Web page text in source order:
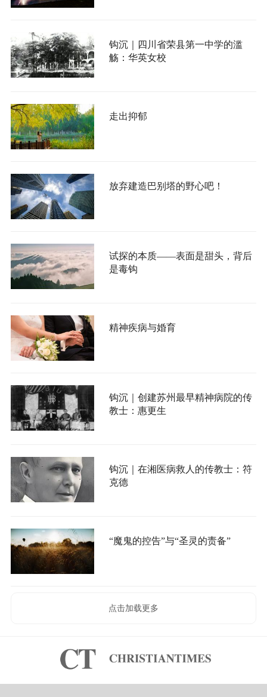
钩沉｜四川省荣县第一中学的滥
觞：华英女校
走出抑郁
放弃建造巴别塔的野心吧！
试探的本质——表面是甜头，背后
是毒钩
精神疾病与婚育
钩沉｜创建苏州最早精神病院的传
教士：惠更生
钩沉｜在湘医病救人的传教士：符
克德
“魔鬼的控告”与“圣灵的责备”
点击加载更多